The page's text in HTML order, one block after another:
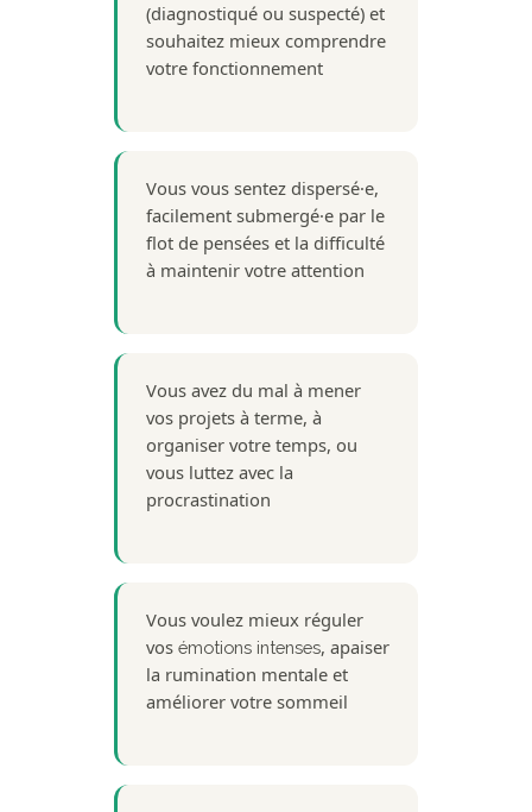
(diagnostiqué ou suspecté) et
souhaitez mieux comprendre
votre fonctionnement
Vous vous sentez dispersé·e,
facilement submergé·e par le
flot de pensées et la difficulté
à maintenir votre attention
Vous avez du mal à mener
vos projets à terme, à
organiser votre temps, ou
vous luttez avec la
procrastination
Vous voulez mieux réguler
vos émotions intenses, apaiser
la rumination mentale et
améliorer votre sommeil